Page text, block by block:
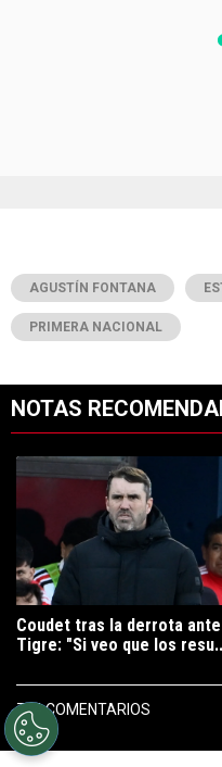
AGUSTÍN FONTANA
PRIMERA NACIONAL
NOTAS
PUBLICIDAD
Un artículo de tendencia con
Coudet tras la derrota ante
Tigre: "Si veo que los
714 COMENTARIOS